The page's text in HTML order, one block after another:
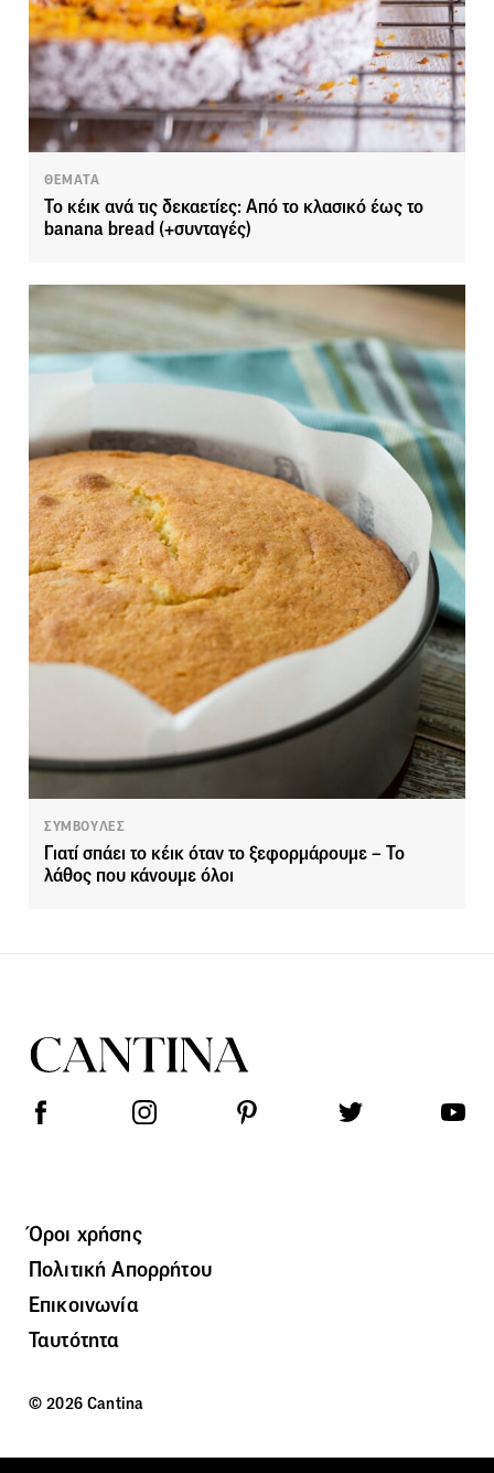
ΘΕΜΑΤΑ
Το κέικ ανά τις δεκαετίες: Από το κλασικό έως το
banana bread (+συνταγές)
ΣΥΜΒΟΥΛΕΣ
Γιατί σπάει το κέικ όταν το ξεφορμάρουμε – Το
λάθος που κάνουμε όλοι
Όροι χρήσης
Πολιτική Απορρήτου
Επικοινωνία
Ταυτότητα
© 2026 Cantina